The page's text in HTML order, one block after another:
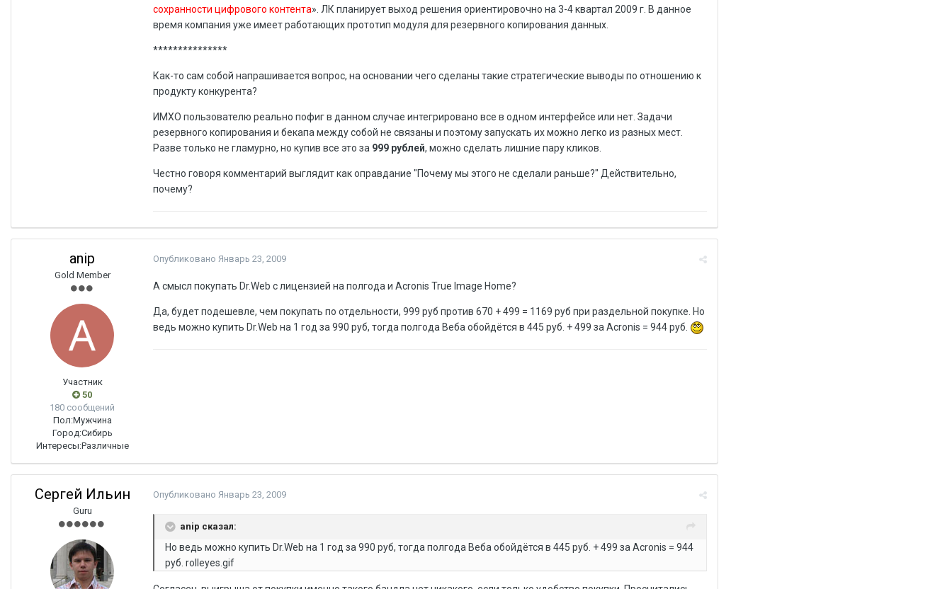
сохранности цифрового контента». ЛК планирует выход решения ориентировочно на 3-4 квартал 2009 г. В данное
время компания уже имеет работающих прототип модуля для резервного копирования данных.
***************
Как-то сам собой напрашивается вопрос, на основании чего сделаны такие стратегические выводы по отношению к
продукту конкурента?
ИМХО пользователю реально пофиг в данном случае интегрировано все в одном интерфейсе или нет. Задачи
резервного копирования и бекапа между собой не связаны и поэтому запускать их можно легко из разных мест.
Разве только не гламурно, но купив все это за 999 рублей, можно сделать лишние пару кликов.
Честно говоря комментарий выглядит как оправдание "Почему мы этого не сделали раньше?" Действительно,
почему?
anip
Gold Member
Участник
50
180 сообщений
Пол:Мужчина
Город:Сибирь
Интересы:Различные
Опубликовано Январь 23, 2009
А смысл покупать Dr.Web с лицензией на полгода и Acronis True Image Home?
Да, будет подешевле, чем покупать по отдельности, 999 руб против 670 + 499 = 1169 руб при раздельной покупке. Но
ведь можно купить Dr.Web на 1 год за 990 руб, тогда полгода Веба обойдётся в 445 руб. + 499 за Acronis = 944 руб.
Сергей Ильин
Guru
Опубликовано Январь 23, 2009
anip сказал:
Но ведь можно купить Dr.Web на 1 год за 990 руб, тогда полгода Веба обойдётся в 445 руб. + 499 за Acronis = 944
руб. rolleyes.gif